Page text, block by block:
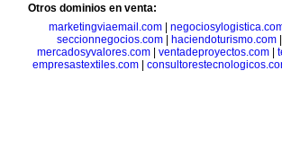
Otros dominios en venta:
marketingviaemail.com|
seccionnegocios.com
haciendoturismo.com
mercadosyvalores.com| ventadeproyectos.com|
empresastextiles.com|